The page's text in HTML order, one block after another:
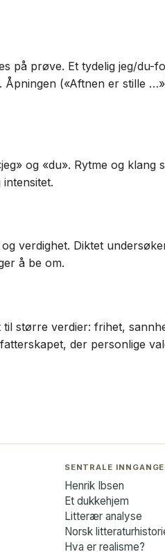
på prøve. Et tydelig jeg/du-
(«Aftnen er stille
og «du». Rytme og klang
verdighet. Diktet
å be om.
større verdier: frihet,
der personlige
SENTRALE
Henrik Ibsen
Et dukkehjem
Litterær analyse
Norsk
Hva er realisme?